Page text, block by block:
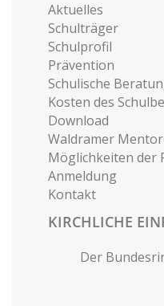
Aktuelles
Schulträger
Schulprofil
Prävention
Schulische
Kosten des
Download
Waldramer
Möglichkeiten der
Anmeldung
Kontakt
KIRCHLICHE
Der